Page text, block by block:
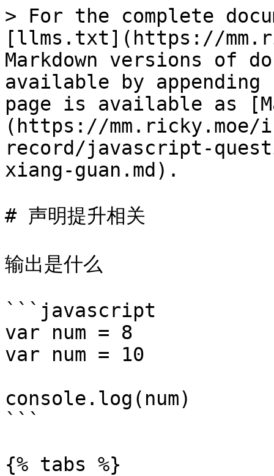
> For the complete
[llms.txt](https://
Markdown versions of
available by
page is available as
(https://
record/javascript-
xiang-guan.md).
# 声明提升相关
输出是什么
```javascript
var num = 8
var num = 10
console.log(num)
```
{% tabs %}